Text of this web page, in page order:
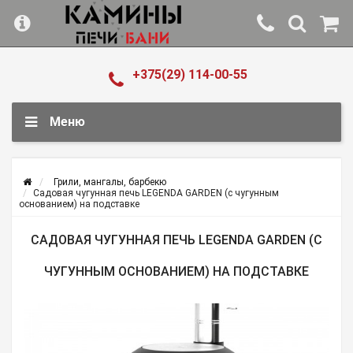
+375(29) 114-00-55
Меню
Грили, мангалы, барбекю
Садовая чугунная печь LEGENDA GARDEN (с чугунным
основанием) на подставке
САДОВАЯ ЧУГУННАЯ ПЕЧЬ LEGENDA GARDEN (С
ЧУГУННЫМ ОСНОВАНИЕМ) НА ПОДСТАВКЕ